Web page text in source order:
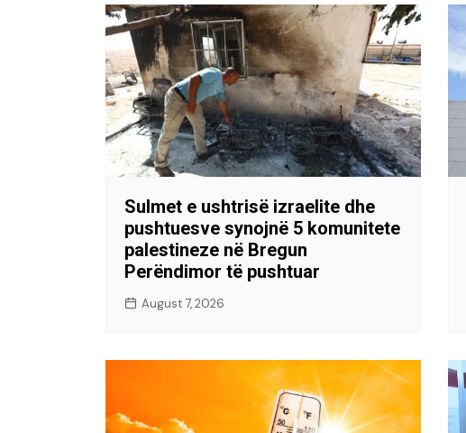
Sulmet e ushtrisë izraelite dhe
pushtuesve synojnë 5 komunitete
palestineze në Bregun
Perëndimor të pushtuar
August 7, 2026